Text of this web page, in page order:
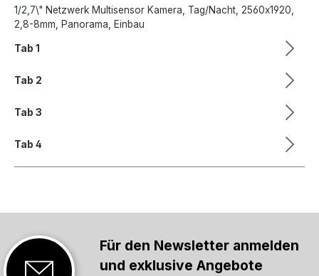
1/2,7\" Netzwerk Multisensor Kamera, Tag/Nacht, 2560x1920,
2,8-8mm, Panorama, Einbau
Tab 1
Tab 2
Tab 3
Tab 4
Für den Newsletter anmelden
und exklusive Angebote